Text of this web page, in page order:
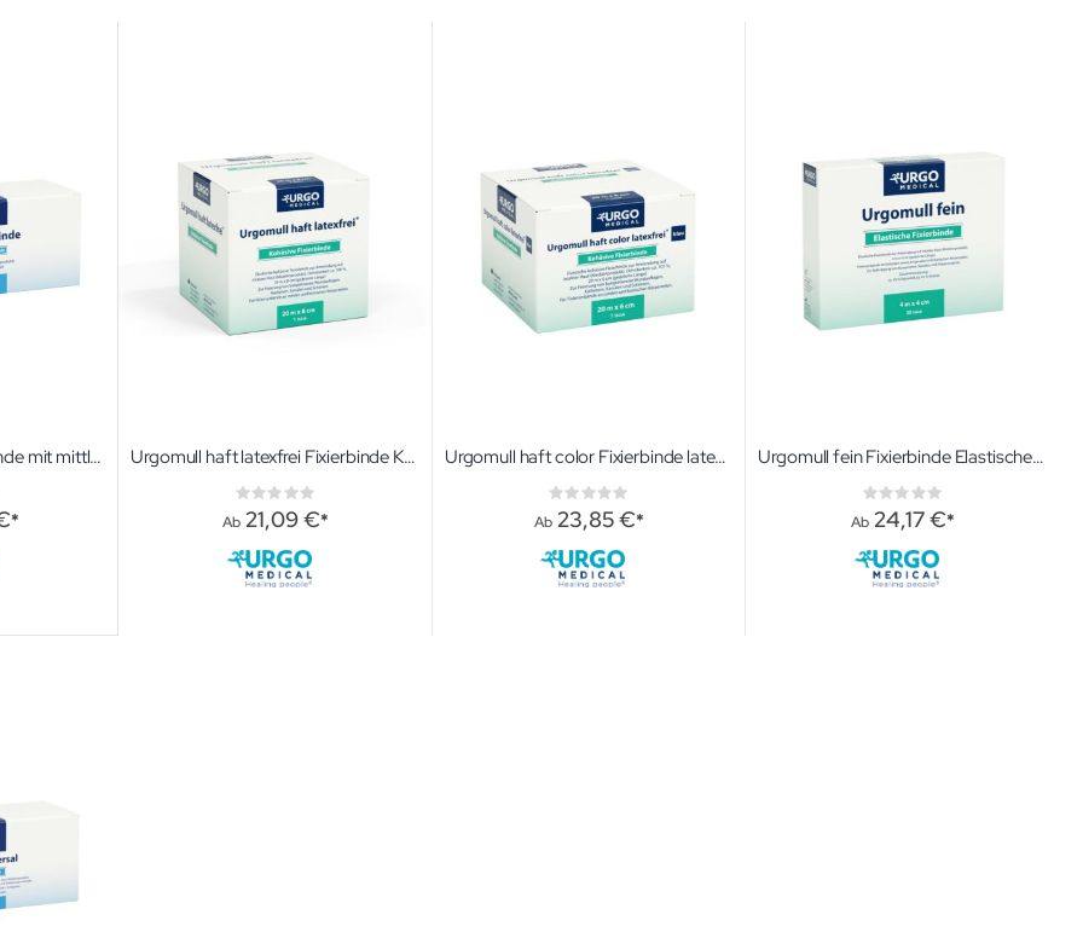
Reihenfolge
Urgo Idealbinde Idealbinde mit mittleren Zug Urgomull haft latexfrei Fixierbinde Kräftige kohäsive latexfreie Fixierbinde
Rating:
0%
Ab 21,09 €
Urgomull haft color Fixierbinde latexfrei Farbige, kräftige kohäsive latexfreie Fixierbinde
Rating:
0%
Ab 23,85 €
Urgomull fein Fixierbinde Elastische Mullbinden zur leichten Fixierung von Wundauflagen
Rating:
0%
Ab 24,17 €